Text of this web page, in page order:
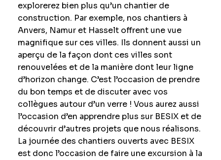
explorerez bien plus qu’un chantier de
construction. Par exemple, nos chantiers à
Anvers, Namur et Hasselt offrent une vue
magnifique sur ces villes. Ils donnent aussi un
aperçu de la façon dont ces villes sont
renouvelées et de la manière dont leur ligne
d’horizon change. C’est l’occasion de prendre
du bon temps et de discuter avec vos
collègues autour d’un verre ! Vous aurez aussi
l’occasion d’en apprendre plus sur BESIX et de
découvrir d’autres projets que nous réalisons.
La journée des chantiers ouverts avec BESIX
est donc l’occasion de faire une excursion à la